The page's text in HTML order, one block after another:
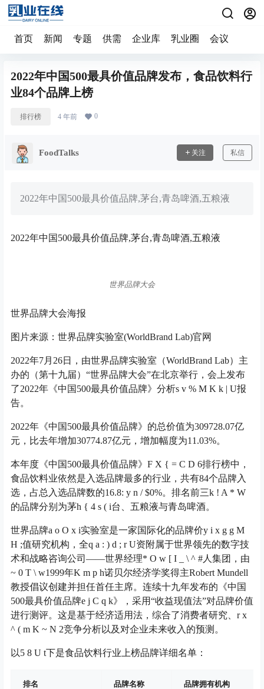
首页 新闻 专题 供需 企业库 乳业圈 会议
2022年中国500最具价值品牌发布，食品饮料行
业84个品牌上榜
排行榜 4 年前 0
FoodTalks 关注 私信
2022年中国500最具价值品牌,茅台,青岛啤酒,五粮液
2022年中国500最具价值品牌,茅台,青岛啤酒,五粮液
世界品牌大会
世界品牌大会海报
图片来源： 世界品牌实验室(WorldBrand Lab)官网
2022年7月26日，由世界品牌实验室（WorldBrand Lab）主
办的（第十九届）“世界品牌大会”在北京举行，会上发布
了2022年《中国500最具价值品牌》分析s v % M K k | U报
告。
2022年《中国500最具价值品牌》的总价值为309728.07亿
元，比去年增加30774.87亿元，增加幅度为11.03%。
本年度《中国500最具价值品牌》 F X { = C D 6排行榜中，
食品饮料业依然是入选品牌最多的行业，共有84个品牌入
选，占总入选品牌数的16.8: y n / $0%。排名前三k ! A * W
的品牌分别为茅h { 4 s ( i台、五粮液与青岛啤酒。
世界品牌a o O x i实验室是一家国际化的品牌价y i x g g M
H ;值研究机构，全q a : ) d ; r U资附属于世界领先的数字技
术和战略咨询公司——世界经理* O w [ I _ \ ^ #人集团，由
~ 0 T \ w1999年K m p h诺贝尔经济学奖得主Robert Mundell
教授倡议创建并担任首任主席。连续十九年发布的《中国
500最具价值品牌e j C q k》，采用“收益现值法”对品牌价值
进行测评。这是基于经济适用法，综合了消费者研究、 r x
^ ( m K ~ N 2竞争分析以及对企业未来收入的预测。
以5 8 U t下是食品饮料行业上榜品牌详细名单：
排名 品牌名称 品牌拥有机构